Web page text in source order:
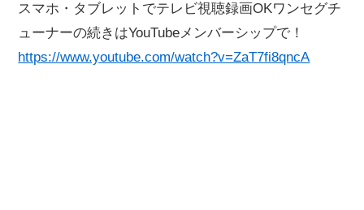
スマホ・タブレットでテレビ視聴録画OKワンセグチ
ューナーの続きはYouTubeメンバーシップで！
https://www.youtube.com/watch?v=ZaT7fi8qncA